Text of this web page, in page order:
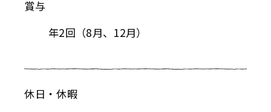
賞与
年2回（8月、12月）
休日・休暇